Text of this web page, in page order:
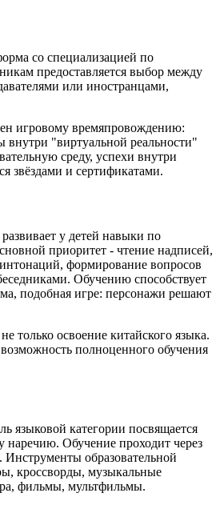
со специализацией по
предоставляется выбор между
или иностранцами,
игровому времяпровождению:
внутри "виртуальной реальности"
среду, успехи внутри
звёздами и сертификатами.
у детей навыки по
приоритет - чтение надписей,
формирование вопросов
Обучению способствует
подобная игре: персонажи решают
только освоение китайского языка.
полноценного обучения
языковой категории посвящается
наречию. Обучение проходит через
образовательной
кроссворды, музыкальные
фильмы, мультфильмы.